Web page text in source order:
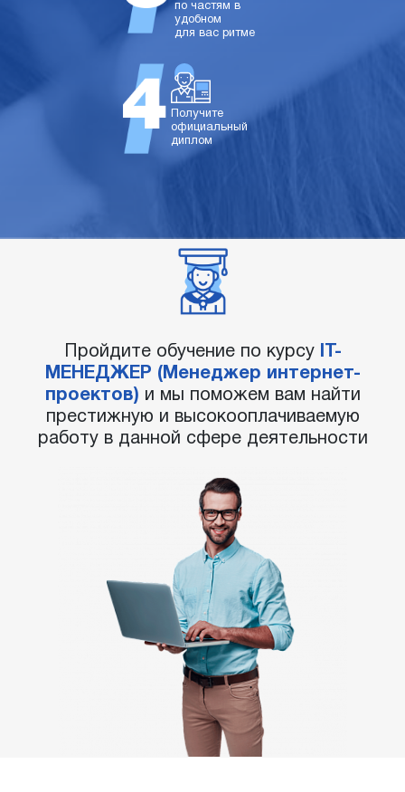
по частям в
удобном
для вас ритме
Получите
официальный
диплом
Пройдите обучение по курсу
IT-
МЕНЕДЖЕР (Менеджер интернет-
проектов) и мы поможем вам найти
престижную и высокооплачиваемую
работу в данной сфере деятельности